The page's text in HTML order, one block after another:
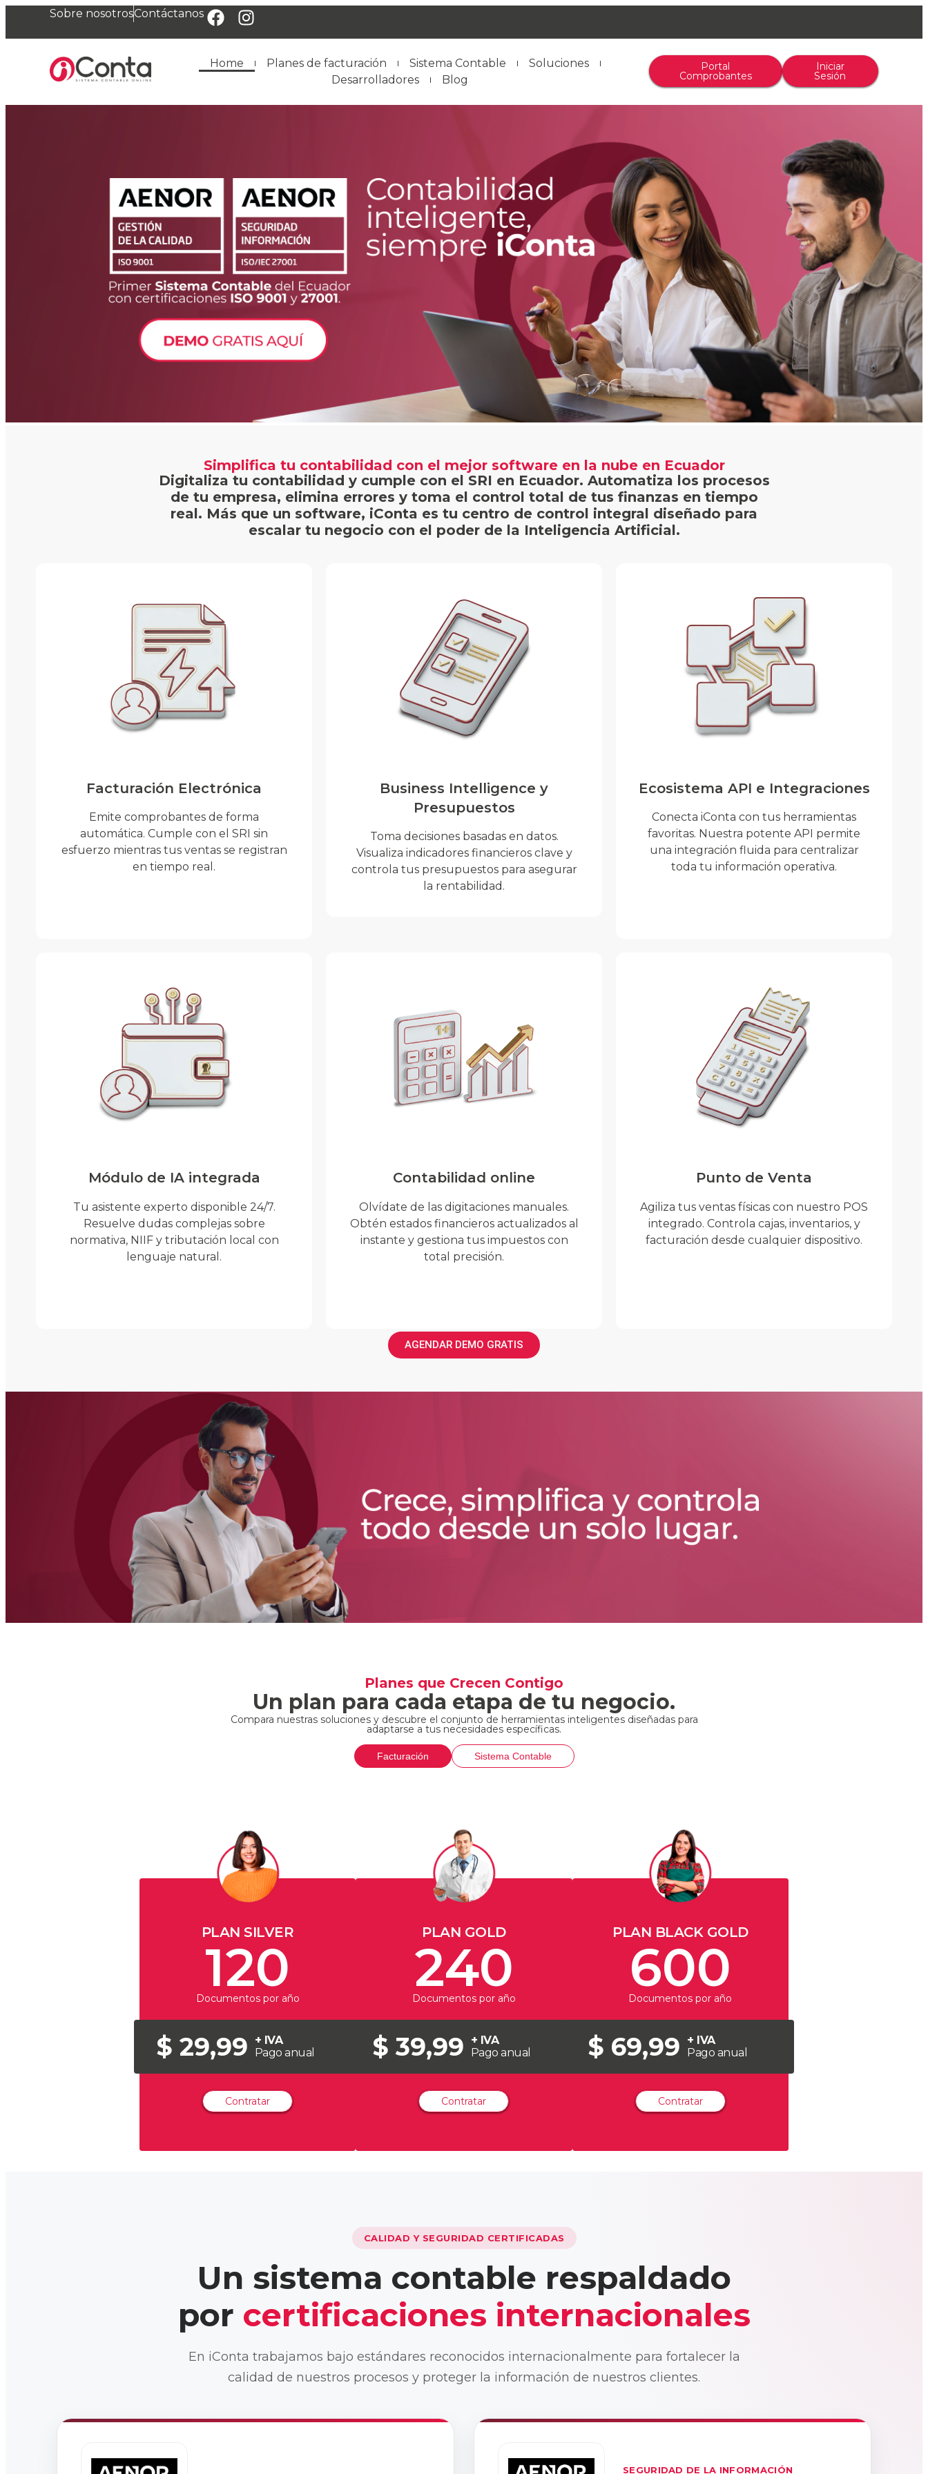
Sobre nosotrosContáctanos
Home Planes de facturación Sistema Contable
Soluciones
Desarrolladores
Blog
Portal
Comprobantes
Iniciar
Sesión
Simplifica tu contabilidad con el mejor software en la nube en Ecuador
Digitaliza tu contabilidad y cumple con el SRI en Ecuador. Automatiza los procesos
de tu empresa, elimina errores y toma el control total de tus finanzas en tiempo
real. Más que un software, iConta es tu centro de control integral diseñado para
escalar tu negocio con el poder de la Inteligencia Artificial.
Facturación Electrónica
Emite comprobantes de forma
automática. Cumple con el SRI sin
esfuerzo mientras tus ventas se registran
en tiempo real.
Business Intelligence y
Presupuestos
Toma decisiones basadas en datos.
Visualiza indicadores financieros clave y
controla tus presupuestos para asegurar
la rentabilidad.
Ecosistema API e Integraciones
Conecta iConta con tus herramientas
favoritas. Nuestra potente API permite
una integración fluida para centralizar
toda tu información operativa.
Módulo de IA integrada
Tu asistente experto disponible 24/7.
Resuelve dudas complejas sobre
normativa, NIIF y tributación local con
lenguaje natural.
Contabilidad online
Olvídate de las digitaciones manuales.
Obtén estados financieros actualizados al
instante y gestiona tus impuestos con
total precisión.
Punto de Venta
Agiliza tus ventas físicas con nuestro POS
integrado. Controla cajas, inventarios, y
facturación desde cualquier dispositivo.
AGENDAR DEMO GRATIS
Planes que Crecen Contigo
Un plan para cada etapa de tu negocio.
Compara nuestras soluciones y descubre el conjunto de herramientas inteligentes diseñadas para
adaptarse a tus necesidades específicas.
Facturación Sistema Contable
PLAN SILVER
120
Documentos por año
$ 29,99
+ IVA
Pago anual
Contratar
PLAN GOLD
240
Documentos por año
$ 39,99
+ IVA
Pago anual
Contratar
PLAN BLACK GOLD
600
Documentos por año
$ 69,99
+ IVA
Pago anual
Contratar
CALIDAD Y SEGURIDAD CERTIFICADAS
Un sistema contable respaldado
por certificaciones internacionales
En iConta trabajamos bajo estándares reconocidos internacionalmente para fortalecer la
calidad de nuestros procesos y proteger la información de nuestros clientes.
SEGURIDAD DE LA INFORMACIÓN